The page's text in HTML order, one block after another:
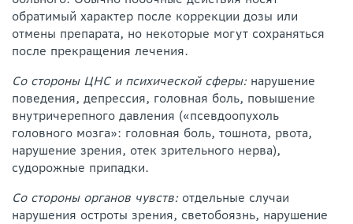
обратимый характер после коррекции дозы или
отмены препарата, но некоторые могут сохраняться
после прекращения лечения.
Со стороны ЦНС и психической сферы: нарушение
поведения, депрессия, головная боль, повышение
внутричерепного давления («псевдоопухоль
головного мозга»: головная боль, тошнота, рвота,
нарушение зрения, отек зрительного нерва),
судорожные припадки.
Со стороны органов чувств: отдельные случаи
нарушения остроты зрения, светобоязнь, нарушение